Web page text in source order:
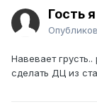
Гость я
Навевает
сделать ДЦ из